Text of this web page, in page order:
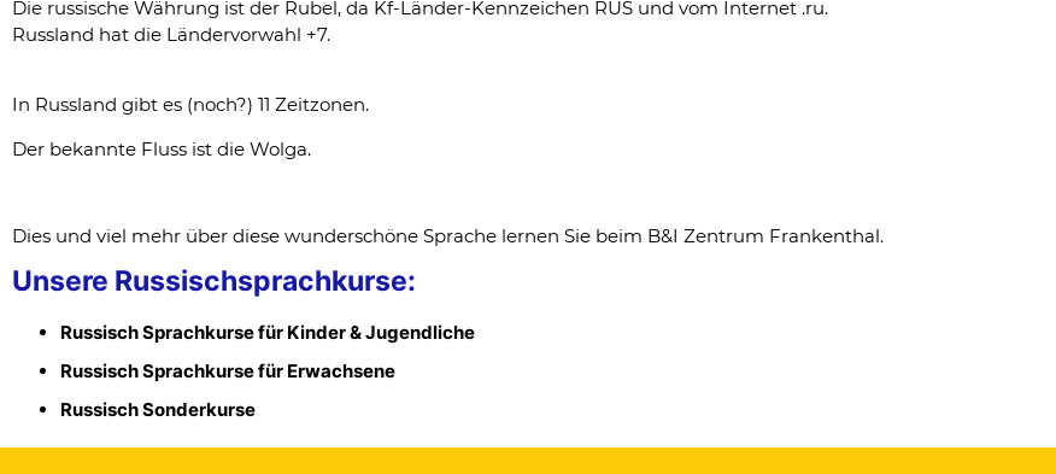
Die russische Währung ist der Rubel, da Kf-Länder-Kennzeichen RUS und vom Internet .ru.
Russland hat die Ländervorwahl +7.
In Russland gibt es (noch?) 11 Zeitzonen.
Der bekannte Fluss ist die Wolga.
Dies und viel mehr über diese wunderschöne Sprache lernen Sie beim B&I Zentrum Frankenthal.
Unsere Russischsprachkurse:
Russisch Sprachkurse für Kinder & Jugendliche
Russisch Sprachkurse für Erwachsene
Russisch Sonderkurse